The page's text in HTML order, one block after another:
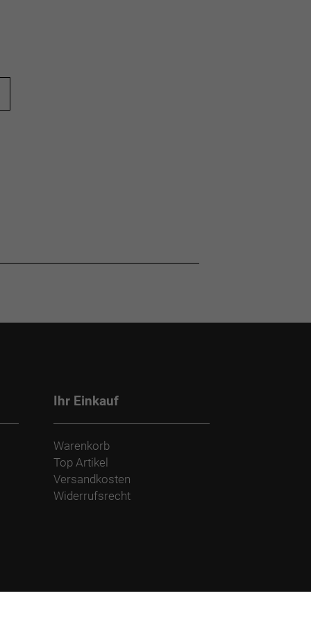
Ihr Einkauf
Warenkorb
Top Artikel
Versandkosten
Widerrufsrecht